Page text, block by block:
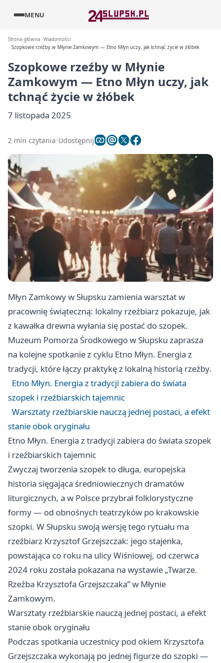
MENU
Strona główna Wiadomości
Szopkowe rzeźby w Młynie Zamkowym — Etno Młyn uczy, jak tchnąć życie w żłóbek
Szopkowe rzeźby w Młynie
Zamkowym — Etno Młyn uczy, jak
tchnąć życie w żłóbek
7 listopada 2025
2 min czytania Udostępnij
Młyn Zamkowy w Słupsku zamienia warsztat w
pracownię świąteczną: lokalny rzeźbiarz pokazuje, jak
z kawałka drewna wyłania się postać do szopek.
Muzeum Pomorza Środkowego w Słupsku zaprasza
na kolejne spotkanie z cyklu Etno Młyn. Energia z
tradycji, które łączy praktykę z lokalną historią rzeźby.
Etno Młyn. Energia z tradycji zabiera do świata
szopek i rzeźbiarskich tajemnic
Warsztaty rzeźbiarskie nauczą jednej postaci, a efekt
stanie obok oryginału
Etno Młyn. Energia z tradycji zabiera do świata szopek
i rzeźbiarskich tajemnic
Zwyczaj tworzenia szopek to długa, europejska
historia sięgająca średniowiecznych dramatów
liturgicznych, a w Polsce przybrał folklorystyczne
formy — od obnośnych teatrzyków po krakowskie
szopki. W Słupsku swoją wersję tego rytuału ma
rzeźbiarz Krzysztof Grzejszczak: jego stajenka,
powstająca co roku na ulicy Wiśniowej, od czerwca
2024 roku została pokazana na wystawie „Twarze.
Rzeźba Krzysztofa Grzejszczaka” w Młynie
Zamkowym.
Warsztaty rzeźbiarskie nauczą jednej postaci, a efekt
stanie obok oryginału
Podczas spotkania uczestnicy pod okiem Krzysztofa
Grzejszczaka wykonają po jednej figurze do szopki —